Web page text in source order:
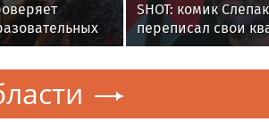
SHOT: комик
переписал свои
РФ на родителей
переезда